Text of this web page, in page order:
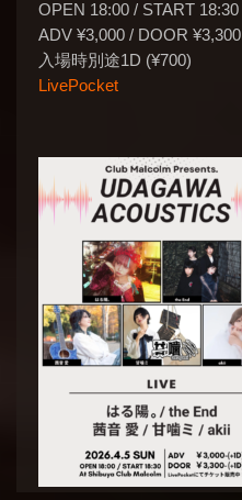
OPEN 18:00 / START 18:30
ADV ¥3,000 / DOOR ¥3,300
入場時別途1D (¥700)
LivePocket